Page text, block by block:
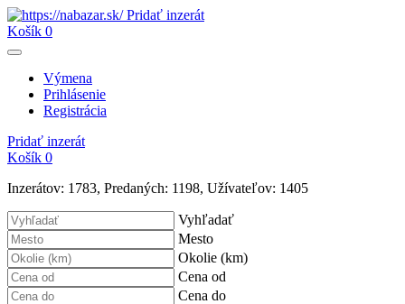
Pridať inzerát
Košík 0
Výmena
Prihlásenie
Registrácia
Pridať inzerát
Košík 0
Inzerátov: 1783, Predaných: 1198, Užívateľov: 1405
Vyhľadať
Mesto
Okolie (km)
Cena od
Cena do